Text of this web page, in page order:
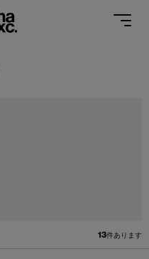
13件あります